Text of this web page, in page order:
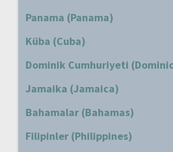
Panama (Panama)
Küba (Cuba)
Dominik Cumhuriyeti
Jamaika (Jamaica)
Bahamalar (Bahamas)
Filipinler (Philippines)